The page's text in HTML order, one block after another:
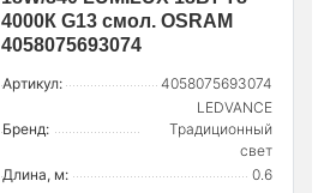
4000К G13 смол. OSRAM
4058075693074
Артикул: 4058075693074
Бренд:
LEDVANCE
Традиционный
свет
Длина, м:
0.6